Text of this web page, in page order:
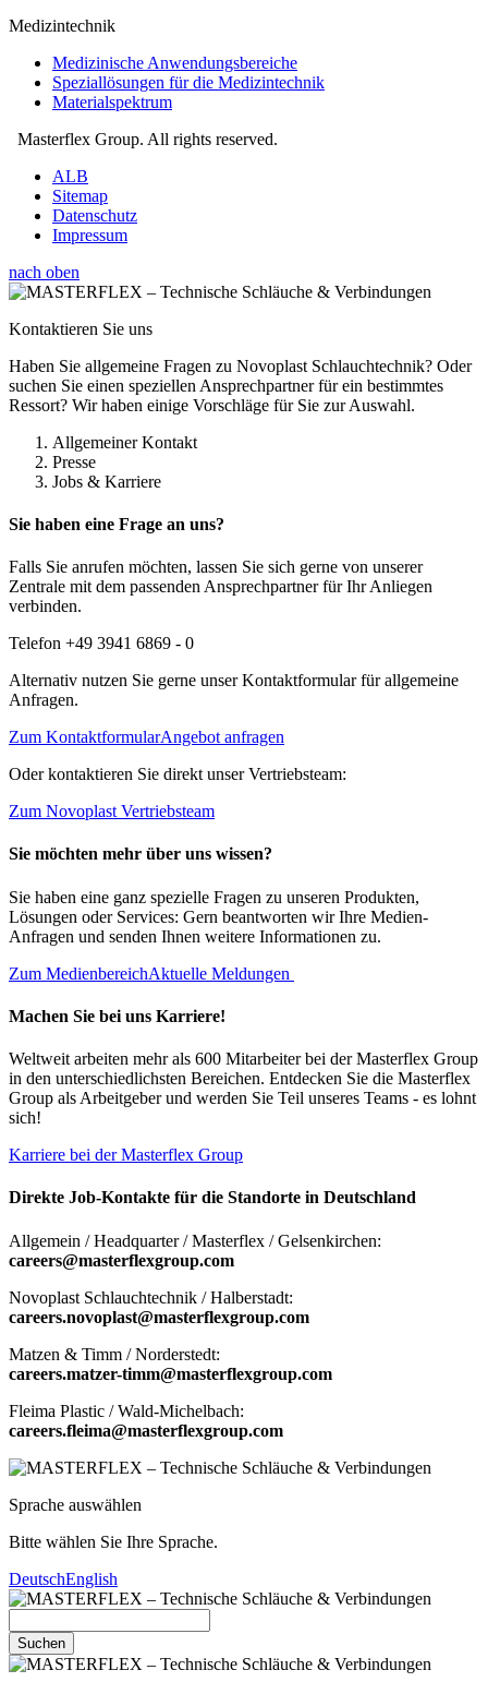
Medizintechnik
Medizinische Anwendungsbereiche
Speziallösungen für die Medizintechnik
Materialspektrum
Masterflex Group. All rights reserved.
ALB
Sitemap
Datenschutz
Impressum
nach oben
Kontaktieren Sie uns
Haben Sie allgemeine Fragen zu Novoplast Schlauchtechnik? Oder
suchen Sie einen speziellen Ansprechpartner für ein bestimmtes
Ressort? Wir haben einige Vorschläge für Sie zur Auswahl.
Allgemeiner Kontakt
Presse
Jobs & Karriere
Sie haben eine Frage an uns?
Falls Sie anrufen möchten, lassen Sie sich gerne von unserer
Zentrale mit dem passenden Ansprechpartner für Ihr Anliegen
verbinden.
Telefon +49 3941 6869 - 0
Alternativ nutzen Sie gerne unser Kontaktformular für allgemeine
Anfragen.
Zum KontaktformularAngebot anfragen
Oder kontaktieren Sie direkt unser Vertriebsteam:
Zum Novoplast Vertriebsteam
Sie möchten mehr über uns wissen?
Sie haben eine ganz spezielle Fragen zu unseren Produkten,
Lösungen oder Services: Gern beantworten wir Ihre Medien-
Anfragen und senden Ihnen weitere Informationen zu.
Zum MedienbereichAktuelle Meldungen
Machen Sie bei uns Karriere!
Weltweit arbeiten mehr als 600 Mitarbeiter bei der Masterflex Group
in den unterschiedlichsten Bereichen. Entdecken Sie die Masterflex
Group als Arbeitgeber und werden Sie Teil unseres Teams - es lohnt
sich!
Karriere bei der Masterflex Group
Direkte Job-Kontakte für die Standorte in Deutschland
Allgemein / Headquarter / Masterflex / Gelsenkirchen:
careers@masterflexgroup.com
Novoplast Schlauchtechnik / Halberstadt:
careers.novoplast@masterflexgroup.com
Matzen & Timm / Norderstedt:
careers.matzer-timm@masterflexgroup.com
Fleima Plastic / Wald-Michelbach:
careers.fleima@masterflexgroup.com
Sprache auswählen
Bitte wählen Sie Ihre Sprache.
DeutschEnglish
Suchen